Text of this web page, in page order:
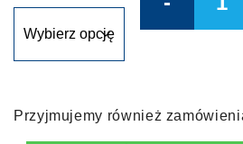
Przyjmujemy również